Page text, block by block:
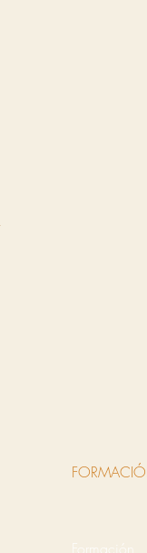
Formación